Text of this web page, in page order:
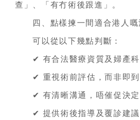
查」、「有冇術後跟進」。
四、點樣揀一間適合港人嘅
可以從以下幾點判斷：
✔ 有合法醫療資質及婦產科
✔ 重視術前評估，而非即到
✔ 有清晰溝通，唔催促決定
✔ 提供術後指導及覆診建議